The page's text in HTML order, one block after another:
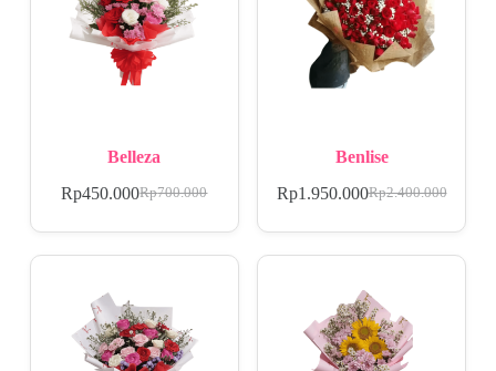
Belleza
Rp700.000
Rp450.000
Benlise
Rp2.400.000
Rp1.950.000